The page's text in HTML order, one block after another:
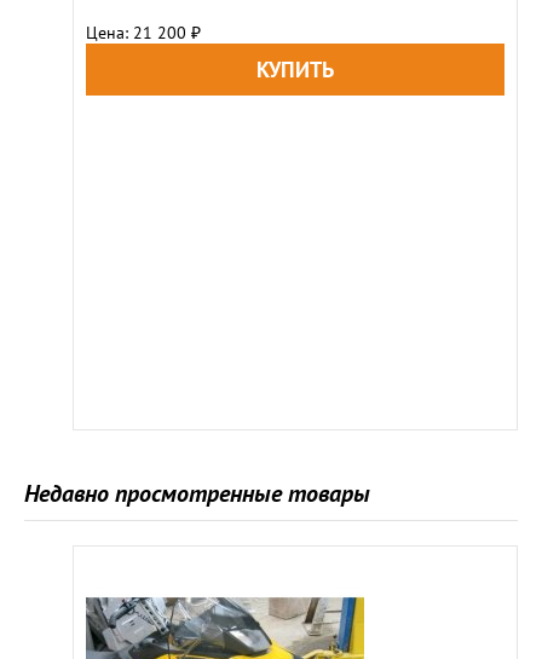
Цена: 21 200 ₽
Недавно просмотренные товары